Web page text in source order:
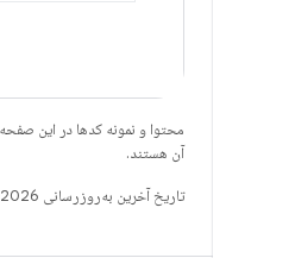
محتوا و نمونه کدها در این
آن هستند.
تاریخ آخرین به‌روزرسانی 2026-08-06 به‌وقت ساعت هماهنگ جهانی.